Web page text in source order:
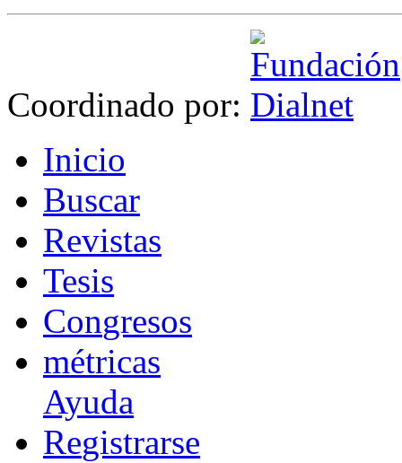
Coordinado por:
Inicio
Buscar
Revistas
Tesis
Congresos
métricas
Ayuda
Registrarse